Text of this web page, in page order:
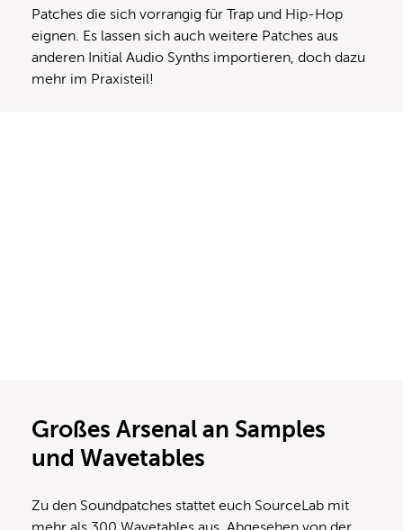
Patches die sich vorrangig für Trap und Hip-Hop
eignen. Es lassen sich auch weitere Patches aus
anderen Initial Audio Synths importieren, doch dazu
mehr im Praxisteil!
Großes Arsenal an Samples
und Wavetables
Zu den Soundpatches stattet euch SourceLab mit